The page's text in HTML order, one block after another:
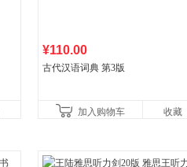
¥110.00
古代汉语词典 第3版
加入购物车 收藏